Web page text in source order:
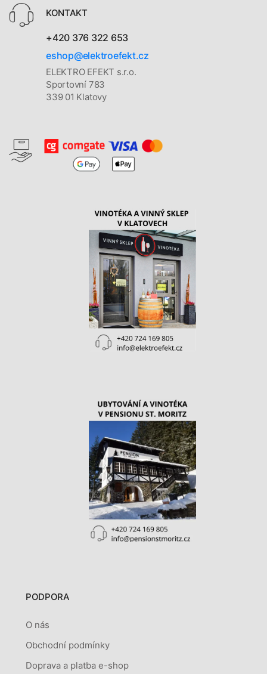
KONTAKT
+420 376 322 653
eshop@elektroefekt.cz
ELEKTRO EFEKT s.r.o.
Sportovní 783
339 01 Klatovy
PODPORA
O nás
Obchodní podmínky
Doprava a platba e-shop